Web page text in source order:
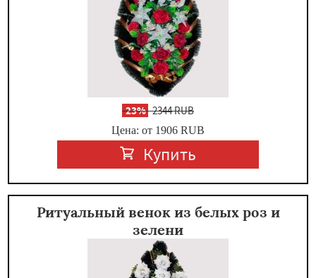
-23%2344 RUB
Цена: от 1906 RUB
Купить
Ритуальный венок из белых роз и
зелени